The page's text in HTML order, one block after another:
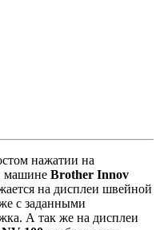
нажатии на
машине Brother Innov
на дисплеи швейной
с заданными
А так же на дисплеи